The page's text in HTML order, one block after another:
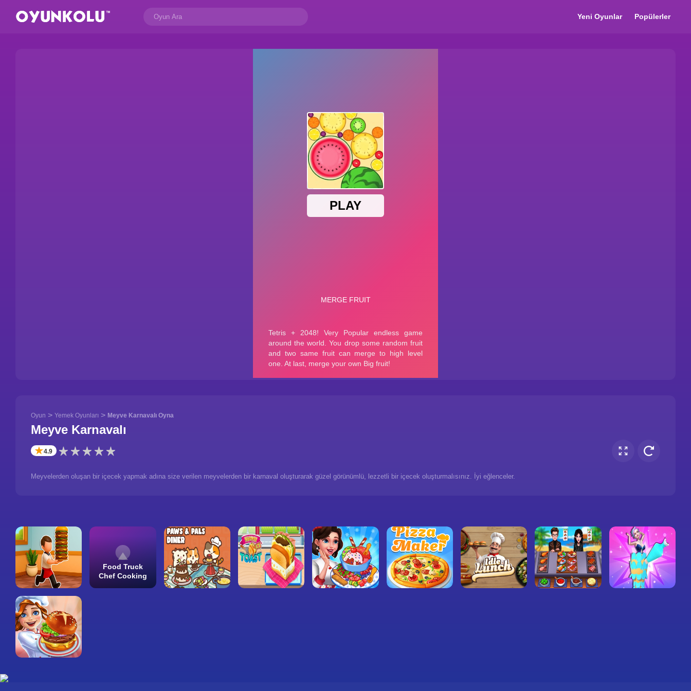
Yeni Oyunlar Popülerler
Oyun > Yemek Oyunları > Meyve Karnavalı Oyna
Meyve Karnavalı
✭4.9
Meyvelerden oluşan bir içecek yapmak adına size verilen meyvelerden bir karnaval oluşturarak güzel görünümlü, lezzetli bir içecek oluşturmalısınız. İyi eğlenceler.
Food Truck
Chef Cooking